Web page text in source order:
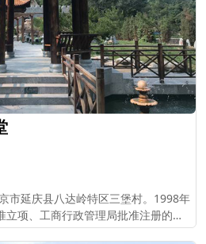
市延庆县八达岭特区三堡村。1998年
项、工商行政管理局批准注册的企
服务业务。